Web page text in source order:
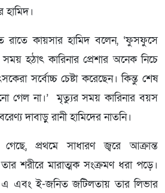
রাতে কায়সার হামিদ বলেন, ‘ফুসফুসে
সময় হঠাৎ কারিনার প্রেশার অনেক নিচে
সর্বোচ্চ চেষ্টা করেছেন। কিন্তু শেষ
গেল না।’ মৃত্যুর সময় কারিনার বয়স
দাবাড়ু রানী হামিদের নাতনি।
গেছে, প্রথমে সাধারণ জ্বরে আক্রান্ত
শরীরে মারাত্মক সংক্রমণ ধরা পড়ে।
এ এবং ই-জনিত জটিলতায় তার লিভার